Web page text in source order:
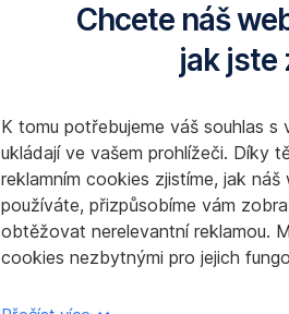
Chcete náš
jak jste
K tomu potřebujeme váš souhlas s
ukládají ve vašem prohlížeči. Díky
reklamním cookies zjistíme, jak
používáte, přizpůsobíme vám
obtěžovat nerelevantní reklamou.
cookies nezbytnými pro jejich